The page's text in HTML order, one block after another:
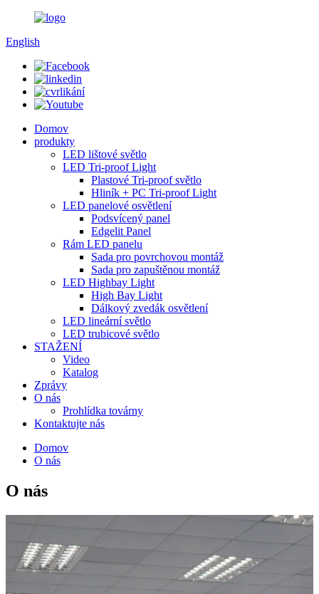
English
Domov
produkty
LED lištové světlo
LED Tri-proof Light
Plastové Tri-proof světlo
Hliník + PC Tri-proof Light
LED panelové osvětlení
Podsvícený panel
Edgelit Panel
Rám LED panelu
Sada pro povrchovou montáž
Sada pro zapuštěnou montáž
LED Highbay Light
High Bay Light
Dálkový zvedák osvětlení
LED lineární světlo
LED trubicové světlo
STAŽENÍ
Video
Katalog
Zprávy
O nás
Prohlídka továrny
Kontaktujte nás
Domov
O nás
O nás